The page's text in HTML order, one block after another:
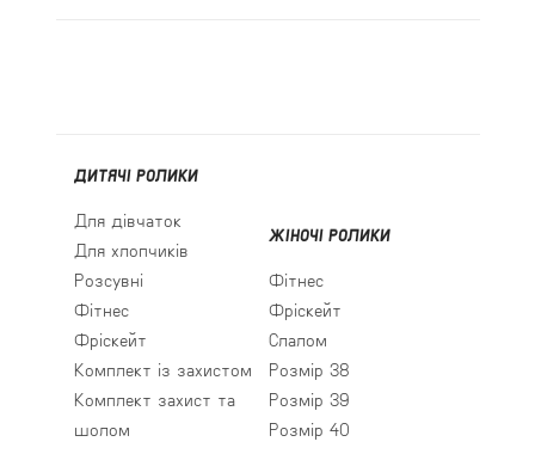
ДИТЯЧІ РОЛИКИ
Для дівчаток
Для хлопчиків
Розсувні
Фітнес
Фріскейт
Комплект із захистом
Комплект захист та
шолом
ЖІНОЧІ РОЛИКИ
Фітнес
Фріскейт
Слалом
Розмір 38
Розмір 39
Розмір 40